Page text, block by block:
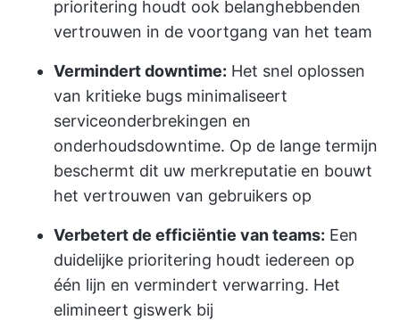
prioritering houdt ook belanghebbenden
vertrouwen in de voortgang van het team
Vermindert downtime: Het snel oplossen
van kritieke bugs minimaliseert
serviceonderbrekingen en
onderhoudsdowntime. Op de lange termijn
beschermt dit uw merkreputatie en bouwt
het vertrouwen van gebruikers op
Verbetert de efficiëntie van teams: Een
duidelijke prioritering houdt iedereen op
één lijn en vermindert verwarring. Het
elimineert giswerk bij